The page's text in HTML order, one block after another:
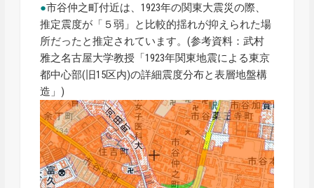
●市谷仲之町付近は、1923年の関東大震災の際、
推定震度が「５弱」と比較的揺れが抑えられた場
所だったと推定されています。(参考資料：武村
雅之名古屋大学教授「1923年関東地震による東京
都中心部(旧15区内)の詳細震度分布と表層地盤構
造」)